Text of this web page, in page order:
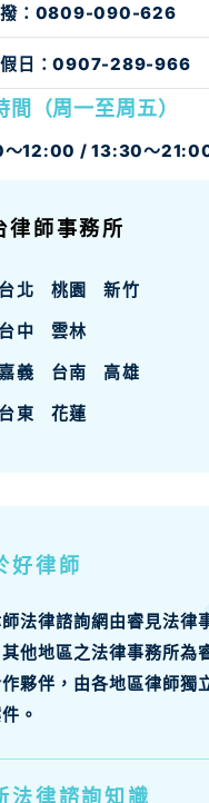
好律師
法律諮詢網由睿見法律
他地區之法律事務所為
夥伴，由各地區律師獨
。
法律諮詢知識
： 0809-090-626
間（周一至周五）
12:00 / 13:30～
日：0907-289-966
律師事務所
台北 桃園 新竹
嘉義 台南 高雄
台中 雲林
台東 花蓮